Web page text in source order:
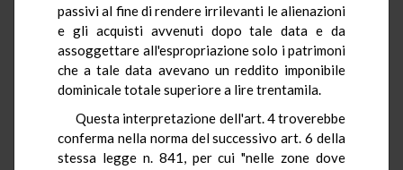
passivi al fine di rendere irrilevanti le alienazioni
e gli acquisti avvenuti dopo tale data e da
assoggettare all'espropriazione solo i patrimoni
che a tale data avevano un reddito imponibile
dominicale totale superiore a lire trentamila.
Questa interpretazione dell'art. 4 troverebbe
conferma nella norma del successivo art. 6 della
stessa legge n. 841, per cui "nelle zone dove